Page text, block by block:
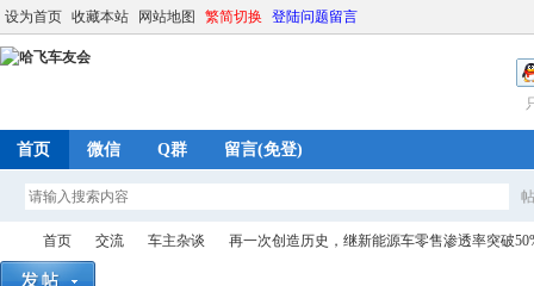
设为首页 收藏本站 网站地图 繁简切换 登陆问题留言
首页 微信 Q群 留言(免登)
首页 交流 车主杂谈 再一次创造历史，继新能源车零售渗透率突破